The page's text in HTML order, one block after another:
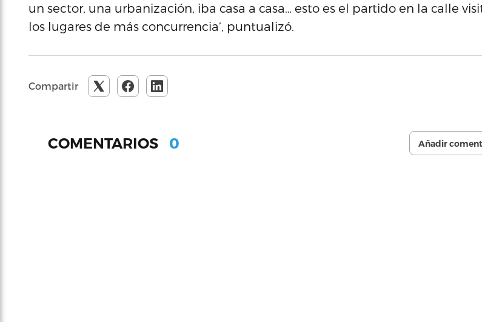
un sector, una urbanización, iba casa a casa… esto es el partido en la calle
los lugares de más concurrencia’, puntualizó.
Compartir
COMENTARIOS 0 Añadir